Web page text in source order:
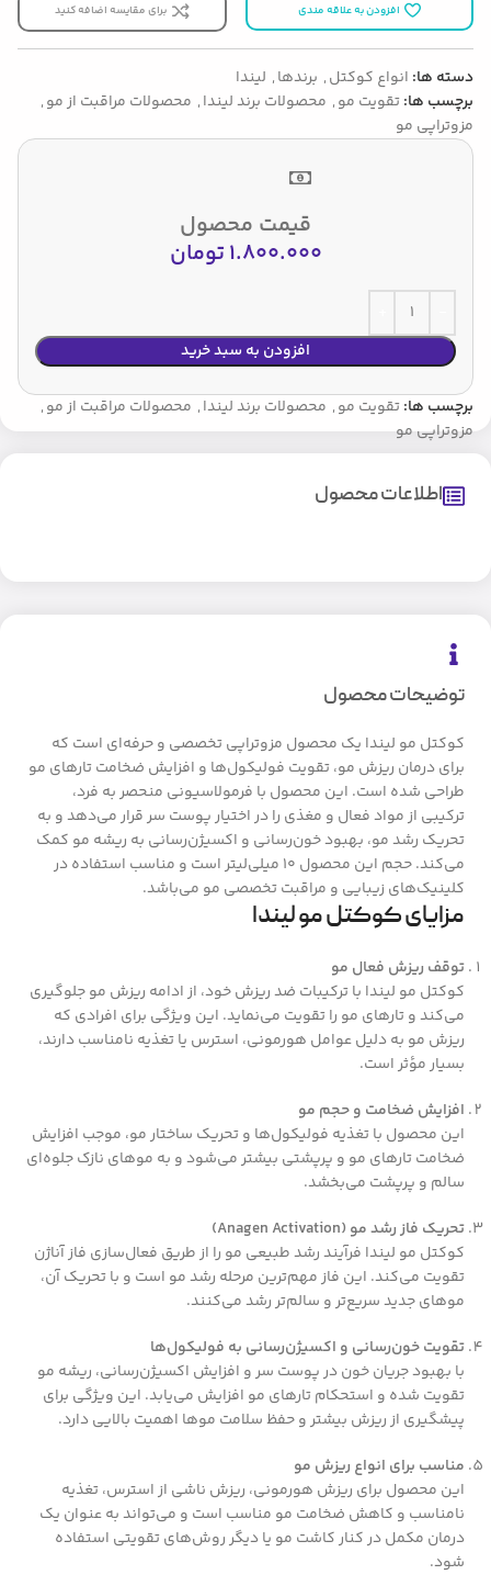
افزودن به علاقه مندی برای مقایسه اضافه کنید
دسته ها: انواع کوکتل, برندها, لیندا
برچسب ها:تقویت مو, محصولات برند لیندا, محصولات مراقبت از مو,
مزوتراپی مو
قیمت محصول
1.800.000تومان
افزودن به سبد خرید
برچسب ها:تقویت مو, محصولات برند لیندا, محصولات مراقبت از مو,
مزوتراپی مو
توضیحات محصول
کوکتل مو لیندا یک محصول مزوتراپی تخصصی و حرفه‌ای است که
برای درمان ریزش مو، تقویت فولیکول‌ها و افزایش ضخامت تارهای مو
طراحی شده است. این محصول با فرمولاسیونی منحصر به فرد،
ترکیبی از مواد فعال و مغذی را در اختیار پوست سر قرار می‌دهد و به
تحریک رشد مو، بهبود خون‌رسانی و اکسیژن‌رسانی به ریشه مو کمک
می‌کند. حجم این محصول ۱۰ میلی‌لیتر است و مناسب استفاده در
کلینیک‌های زیبایی و مراقبت تخصصی مو می‌باشد.
مزایای کوکتل مو لیندا
توقف ریزش فعال مو
کوکتل مو لیندا با ترکیبات ضد ریزش خود، از ادامه ریزش مو جلوگیری
می‌کند و تارهای مو را تقویت می‌نماید. این ویژگی برای افرادی که
ریزش مو به دلیل عوامل هورمونی، استرس یا تغذیه نامناسب دارند،
بسیار مؤثر است.
افزایش ضخامت و حجم مو
این محصول با تغذیه فولیکول‌ها و تحریک ساختار مو، موجب افزایش
ضخامت تارهای مو و پرپشتی بیشتر می‌شود و به موهای نازک جلوه‌ای
سالم و پرپشت می‌بخشد.
تحریک فاز رشد مو (Anagen Activation)
کوکتل مو لیندا فرآیند رشد طبیعی مو را از طریق فعال‌سازی فاز آناژن
تقویت می‌کند. این فاز مهم‌ترین مرحله رشد مو است و با تحریک آن،
موهای جدید سریع‌تر و سالم‌تر رشد می‌کنند.
تقویت خون‌رسانی و اکسیژن‌رسانی به فولیکول‌ها
با بهبود جریان خون در پوست سر و افزایش اکسیژن‌رسانی، ریشه مو
تقویت شده و استحکام تارهای مو افزایش می‌یابد. این ویژگی برای
پیشگیری از ریزش بیشتر و حفظ سلامت موها اهمیت بالایی دارد.
مناسب برای انواع ریزش مو
این محصول برای ریزش هورمونی، ریزش ناشی از استرس، تغذیه
نامناسب و کاهش ضخامت مو مناسب است و می‌تواند به عنوان یک
درمان مکمل در کنار کاشت مو یا دیگر روش‌های تقویتی استفاده
شود.
اطلاعات محصول